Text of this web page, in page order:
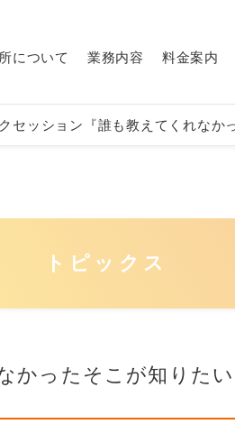
について 業務内容 料金案内
セッション『誰も教えてくれな
トピックス
かったそこが知りた